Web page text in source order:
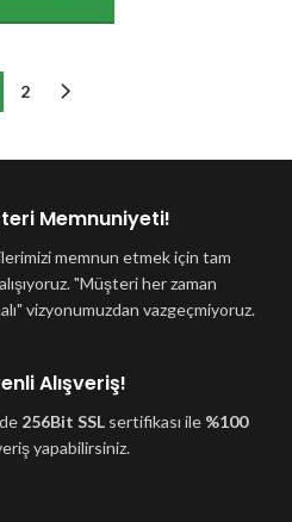
2
Memnuniyeti!
memnun etmek için tam
"Müşteri her zaman
vizyonumuzdan vazgeçmiyoruz.
Alışveriş!
256Bit SSL sertifikası ile %100
yapabilirsiniz.